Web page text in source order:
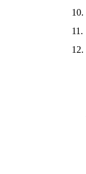
10.
11.
12.